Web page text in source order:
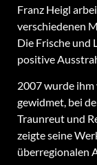
Franz Heigl
verschiedenen
Die Frische und
positive
2007 wurde
gewidmet, bei
Traunreut und
zeigte seine
überregionalen